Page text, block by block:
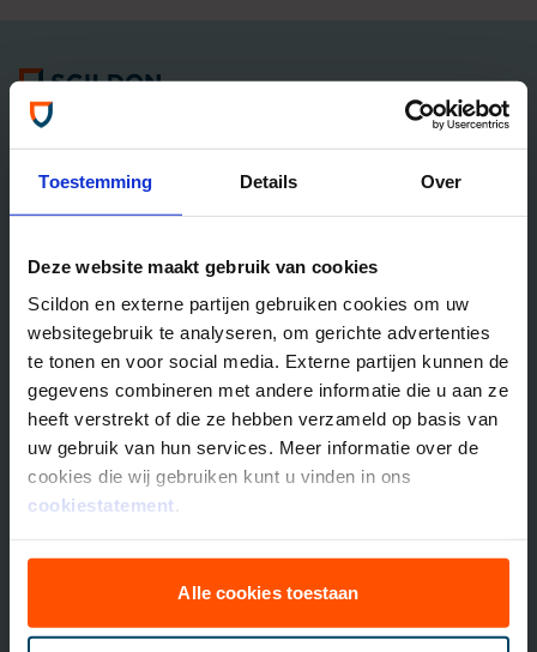
Toestemming Details Over
Deze website maakt gebruik van cookies
Scildon en externe partijen gebruiken cookies om uw
websitegebruik te analyseren, om gerichte advertenties
te tonen en voor social media. Externe partijen kunnen de
gegevens combineren met andere informatie die u aan ze
heeft verstrekt of die ze hebben verzameld op basis van
uw gebruik van hun services. Meer informatie over de
cookies die wij gebruiken kunt u vinden in ons
cookiestatement.
Alle cookies toestaan
Algemene informatie
Scildon Lifestyle ORV
Lifestyle Hypotheek ORV
Lifestyle Stoppen met Roken ORV
Scildon Huur ORV
Scildon Compagnonsverzekering
Beleggen
Vergelijk beleggingsfondsen
Lijfrente opbouwen
Particulier Pensioen Plan
Scildon Easy B